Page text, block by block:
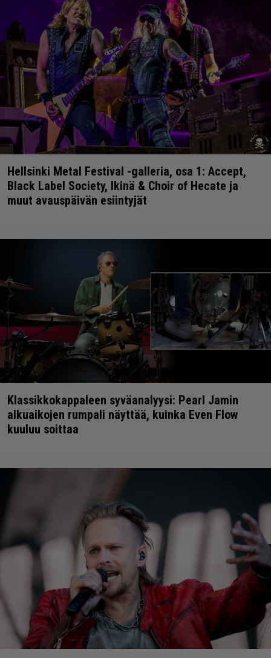
Hellsinki Metal Festival -galleria, osa 1: Accept,
Black Label Society, Ikinä & Choir of Hecate ja
muut avauspäivän esiintyjät
Klassikkokappaleen syväanalyysi: Pearl Jamin
alkuaikojen rumpali näyttää, kuinka Even Flow
kuuluu soittaa